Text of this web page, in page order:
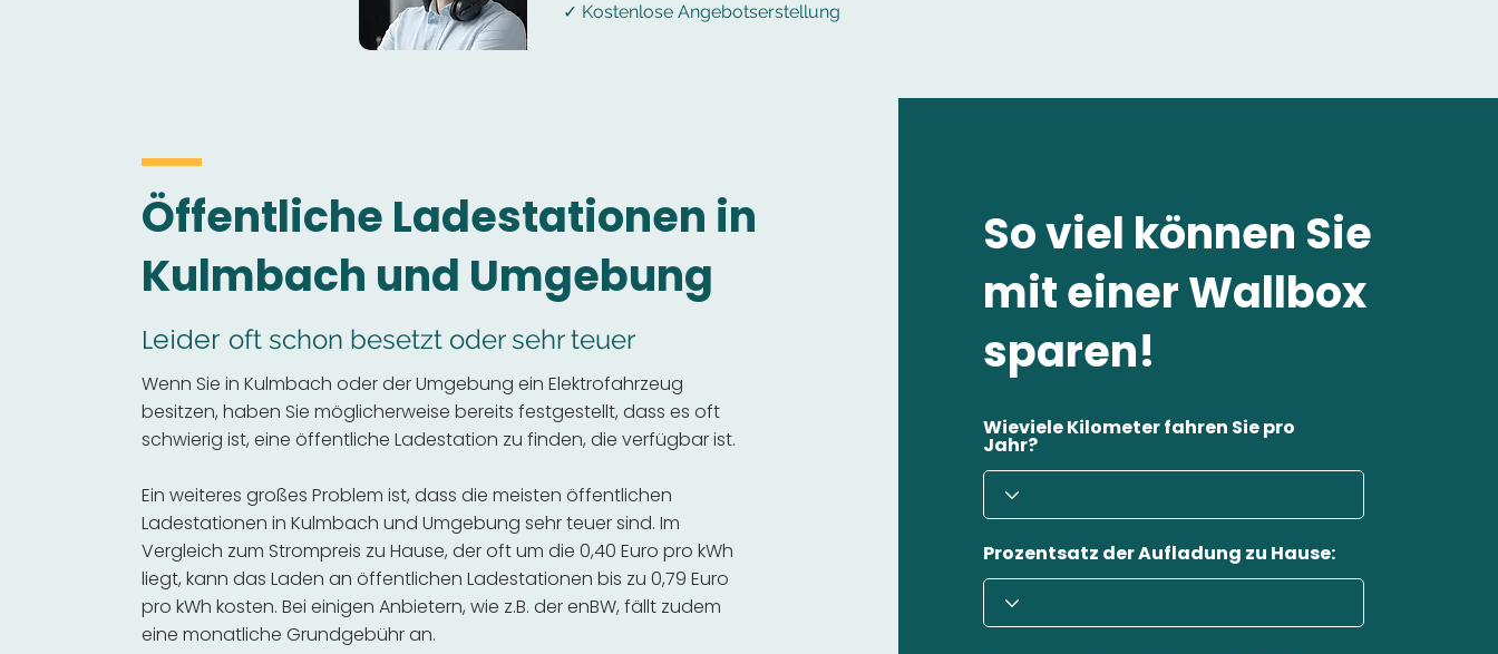
✓ Kostenlose Angebotserstellung
Öffentliche Ladestationen in
Kulmbach und Umgebung
Leider oft schon besetzt oder sehr teuer
Wenn Sie in Kulmbach oder der Umgebung ein Elektrofahrzeug
besitzen, haben Sie möglicherweise bereits festgestellt, dass es oft
schwierig ist, eine öffentliche Ladestation zu finden, die verfügbar ist.
Ein weiteres großes Problem ist, dass die meisten öffentlichen
Ladestationen in Kulmbach und Umgebung sehr teuer sind. Im
Vergleich zum Strompreis zu Hause, der oft um die 0,40 Euro pro kWh
liegt, kann das Laden an öffentlichen Ladestationen bis zu 0,79 Euro
pro kWh kosten. Bei einigen Anbietern, wie z.B. der enBW, fällt zudem
eine monatliche Grundgebühr an.
So viel können Sie
mit einer Wallbox
sparen!
Wieviele Kilometer fahren Sie pro
Jahr?
Prozentsatz der Aufladung zu Hause: